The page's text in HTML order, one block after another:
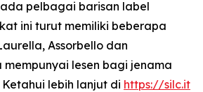
pelbagai barisan label
ini turut memiliki beberapa
Assorbello dan
mempunyai lesen bagi jenama
lebih lanjut di https://silc.it